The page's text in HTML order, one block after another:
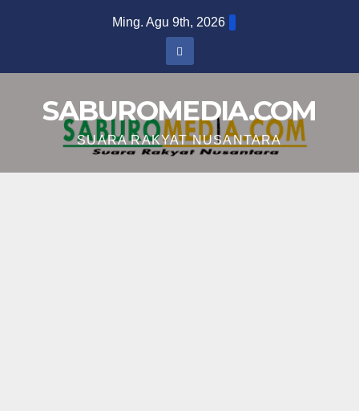
Ming. Agu 9th, 2026
SABUROMEDIA.COM
SUARA RAKYAT NUSANTARA